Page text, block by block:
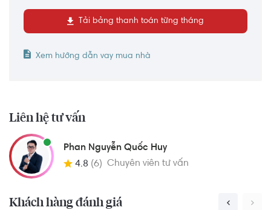
Tải bảng thanh toán từng tháng
Xem hướng dẫn vay mua nhà
Liên hệ tư vấn
Phan Nguyễn Quốc Huy
4.8 (6) Chuyên viên tư vấn
Khách hàng đánh giá